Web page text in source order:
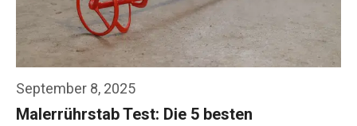
September 8, 2025
Malerrührstab Test: Die 5 besten